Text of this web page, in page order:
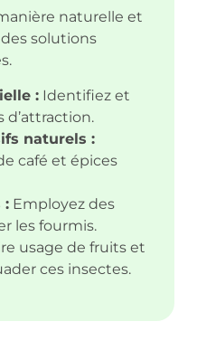
naturelle et
solutions
: Identifiez et
d’attraction.
naturels :
café et épices
: Employez des
les fourmis.
usage de fruits et
ces insectes.